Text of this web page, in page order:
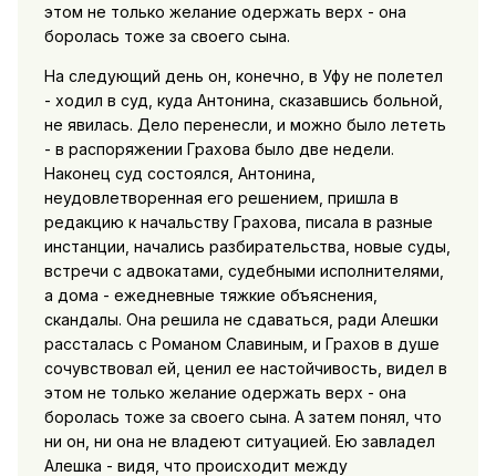
этом не только желание одержать верх - она
боролась тоже за своего сына.
На следующий день он, конечно, в Уфу не полетел
- ходил в суд, куда Антонина, сказавшись больной,
не явилась. Дело перенесли, и можно было лететь
- в распоряжении Грахова было две недели.
Наконец суд состоялся, Антонина,
неудовлетворенная его решением, пришла в
редакцию к начальству Грахова, писала в разные
инстанции, начались разбирательства, новые суды,
встречи с адвокатами, судебными исполнителями,
а дома - ежедневные тяжкие объяснения,
скандалы. Она решила не сдаваться, ради Алешки
рассталась с Романом Славиным, и Грахов в душе
сочувствовал ей, ценил ее настойчивость, видел в
этом не только желание одержать верх - она
боролась тоже за своего сына. А затем понял, что
ни он, ни она не владеют ситуацией. Ею завладел
Алешка - видя, что происходит между